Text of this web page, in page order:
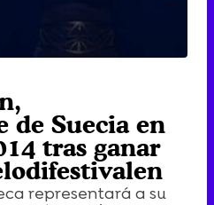
de Suecia en
tras ganar
representará a su